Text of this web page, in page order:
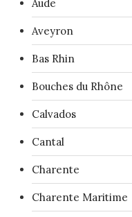
Aude
Aveyron
Bas Rhin
Bouches du Rhône
Calvados
Cantal
Charente
Charente Maritime